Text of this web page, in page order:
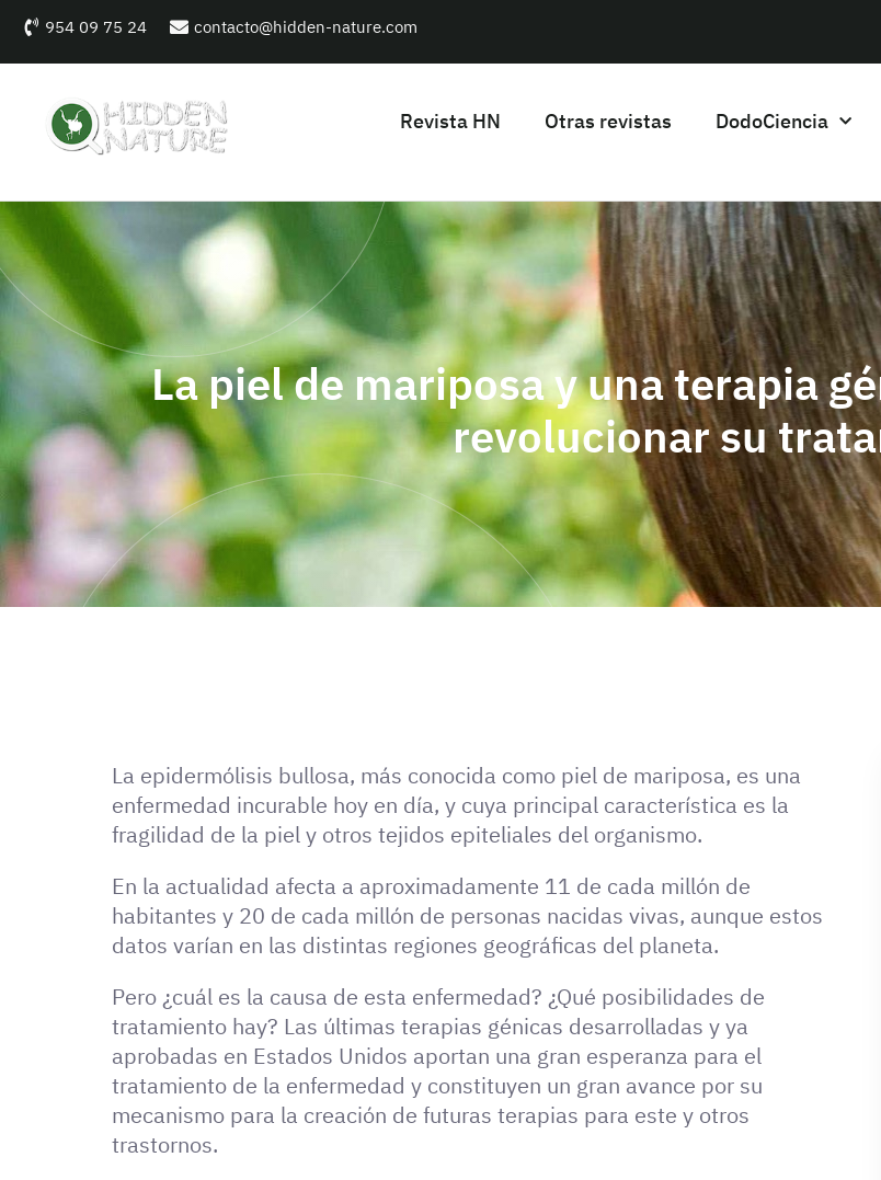
954 09 75 24 contacto@hidden-nature.com
Revista HN Otras revistas DodoCiencia
La piel de mariposa y una terapia
revolucionar su
La epidermólisis bullosa, más conocida como piel de mariposa, es una
enfermedad incurable hoy en día, y cuya principal característica es la
fragilidad de la piel y otros tejidos epiteliales del organismo.
En la actualidad afecta a aproximadamente 11 de cada millón de
habitantes y 20 de cada millón de personas nacidas vivas, aunque estos
datos varían en las distintas regiones geográficas del planeta.
Pero ¿cuál es la causa de esta enfermedad? ¿Qué posibilidades de
tratamiento hay? Las últimas terapias génicas desarrolladas y ya
aprobadas en Estados Unidos aportan una gran esperanza para el
tratamiento de la enfermedad y constituyen un gran avance por su
mecanismo para la creación de futuras terapias para este y otros
trastornos.